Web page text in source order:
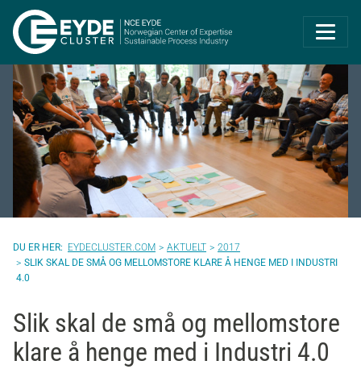
Eyde-Cluster |
EYDECLUSTER.COM AKTUELT
2017
SLIK SKAL DE SMÅ OG MELLOMSTORE KLARE Å HENGE MED I INDUSTRI
4.0
Slik skal de små og mellomstore
klare å henge med i Industri 4.0